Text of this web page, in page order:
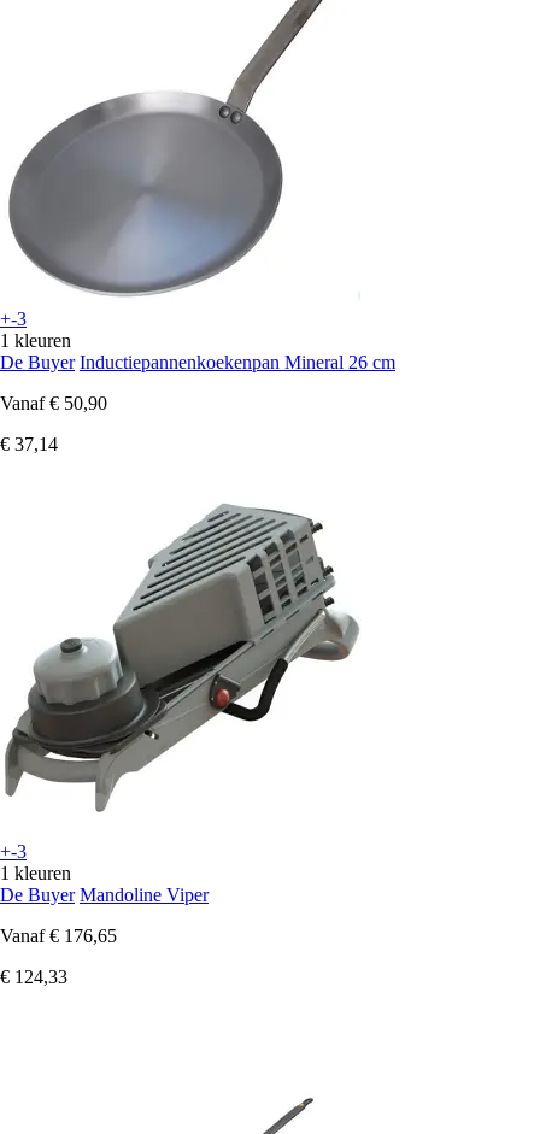
+-3
1 kleuren
De Buyer Inductiepannenkoekenpan Mineral 26 cm
Vanaf € 50,90
€ 37,14
+-3
1 kleuren
De Buyer Mandoline Viper
Vanaf € 176,65
€ 124,33